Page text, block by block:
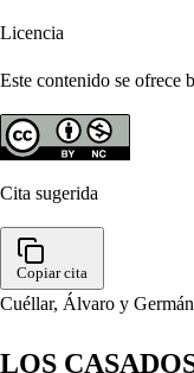
Licencia
Este contenido se ofrece
Cita sugerida
Copiar cita
Cuéllar, Álvaro y
LOS